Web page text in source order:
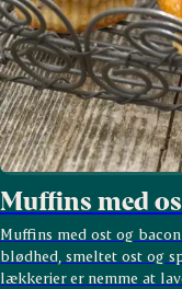
Muffins med
Muffins med ost og
blødhed, smeltet ost og
lækkerier er nemme at